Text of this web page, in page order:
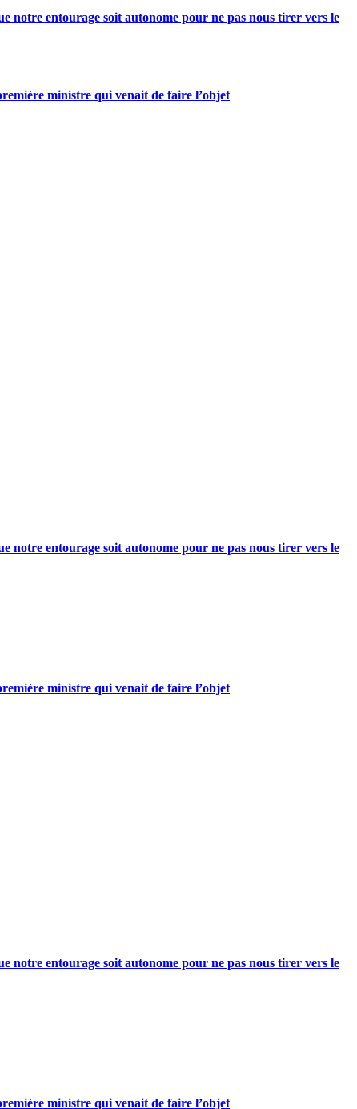
notre entourage soit autonome pour ne pas nous tirer vers le
ministre qui venait de faire l’objet
notre entourage soit autonome pour ne pas nous tirer vers le
ministre qui venait de faire l’objet
notre entourage soit autonome pour ne pas nous tirer vers le
ministre qui venait de faire l’objet